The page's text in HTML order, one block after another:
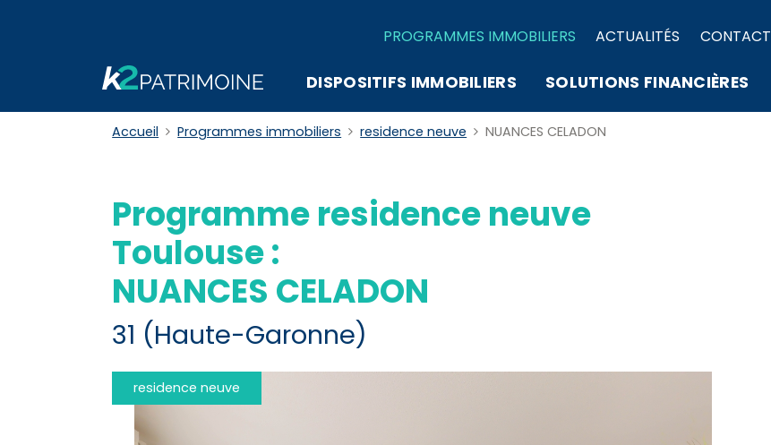
PROGRAMMES IMMOBILIERS ACTUALITÉS CONTACT
DISPOSITIFS IMMOBILIERS SOLUTIONS FINANCIÈRES
Accueil Programmes immobiliers residence neuve NUANCES CELADON
Programme residence neuve
Toulouse :
NUANCES CELADON
31 (Haute-Garonne)
residence neuve